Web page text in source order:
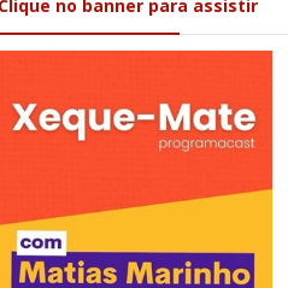
no banner para assistir